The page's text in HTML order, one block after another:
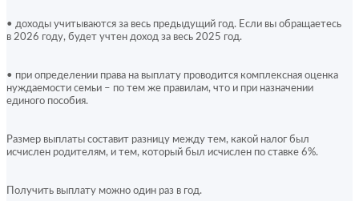
• доходы учитываются за весь предыдущий год. Если вы обращаетесь
в 2026 году, будет учтен доход за весь 2025 год.
• при определении права на выплату проводится комплексная оценка
нуждаемости семьи – по тем же правилам, что и при назначении
единого пособия.
Размер выплаты составит разницу между тем, какой налог был
исчислен родителям, и тем, который был исчислен по ставке 6%.
Получить выплату можно один раз в год.